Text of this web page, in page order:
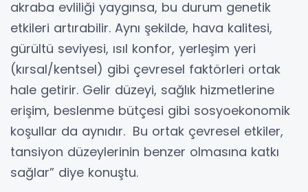
akraba evliliği yaygınsa, bu durum genetik
etkileri artırabilir. Aynı şekilde, hava kalitesi,
gürültü seviyesi, ısıl konfor, yerleşim yeri
(kırsal/kentsel) gibi çevresel faktörleri ortak
hale getirir. Gelir düzeyi, sağlık hizmetlerine
erişim, beslenme bütçesi gibi sosyoekonomik
koşullar da aynıdır. Bu ortak çevresel etkiler,
tansiyon düzeylerinin benzer olmasına katkı
sağlar” diye konuştu.